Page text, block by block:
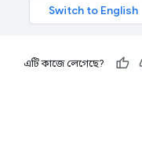
এটি কাজে লেগেছে?